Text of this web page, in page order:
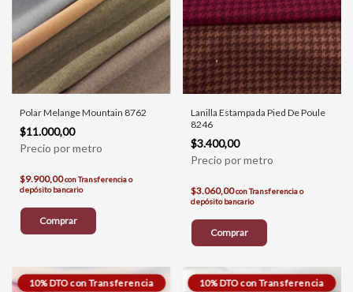
Polar Melange Mountain 8762
$11.000,00
$9.900,00conTransferencia o
depósito bancario
Comprar
Lanilla Estampada Pied De Poule
8246
$3.400,00
$3.060,00conTransferencia o
depósito bancario
Comprar